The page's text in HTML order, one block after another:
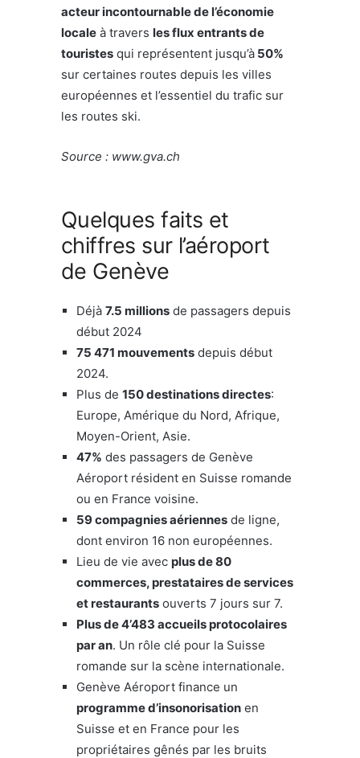
acteur incontournable de l’économie
locale à travers les flux entrants de
touristes qui représentent jusqu’à 50%
sur certaines routes depuis les villes
européennes et l’essentiel du trafic sur
les routes ski.
Source : www.gva.ch
Quelques faits et
chiffres sur l’aéroport
de Genève
Déjà 7.5 millions de passagers depuis
début 2024
75 471 mouvements depuis début
2024.
Plus de 150 destinations directes:
Europe, Amérique du Nord, Afrique,
Moyen-Orient, Asie.
47% des passagers de Genève
Aéroport résident en Suisse romande
ou en France voisine.
59 compagnies aériennes de ligne,
dont environ 16 non européennes.
Lieu de vie avec plus de 80
commerces, prestataires de services
et restaurants ouverts 7 jours sur 7.
Plus de 4’483 accueils protocolaires
par an. Un rôle clé pour la Suisse
romande sur la scène internationale.
Genève Aéroport finance un
programme d’insonorisation en
Suisse et en France pour les
propriétaires gênés par les bruits